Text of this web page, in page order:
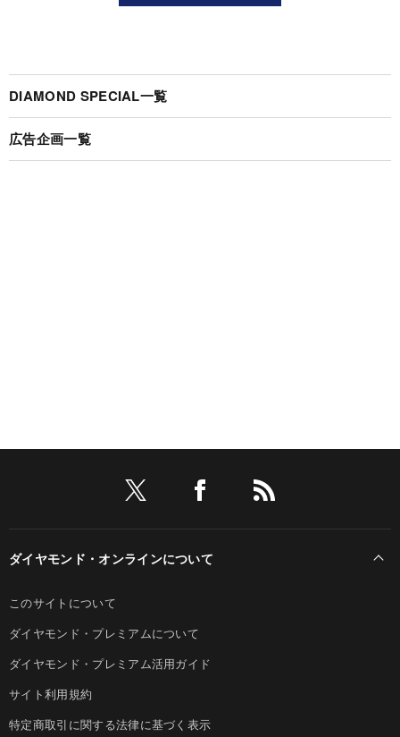
DIAMOND SPECIAL一覧
広告企画一覧
ダイヤモンド・オンラインについて
このサイトについて
ダイヤモンド・プレミアムについて
ダイヤモンド・プレミアム活用ガイド
サイト利用規約
特定商取引に関する法律に基づく表示